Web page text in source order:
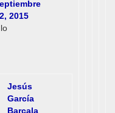
2015
Jesús
García
Barcala